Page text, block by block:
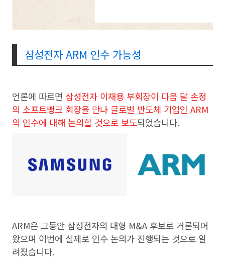
삼성전자 ARM 인수 가능성
언론에 따르면 삼성전자 이재용 부회장이 다음 달 손정
의 소프트뱅크 회장을 만나 글로벌 반도체 기업인 ARM
의 인수에 대해 논의할 것으로 보도되었습니다.
ARM은 그동안 삼성전자의 대형 M&A 후보로 거론되어
왔으며 이번에 실제로 인수 논의가 진행되는 것으로 알
려졌습니다.